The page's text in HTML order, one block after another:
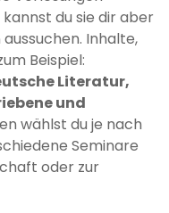
du sie dir aber
Inhalte,
Beispiel:
Literatur,
und
wählst du je nach
Seminare
oder zur